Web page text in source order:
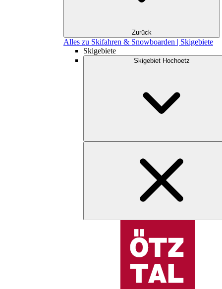
Zurück
Alles zu Skifahren & Snowboarden | Skigebiete
Skigebiete
Skigebiet Hochoetz